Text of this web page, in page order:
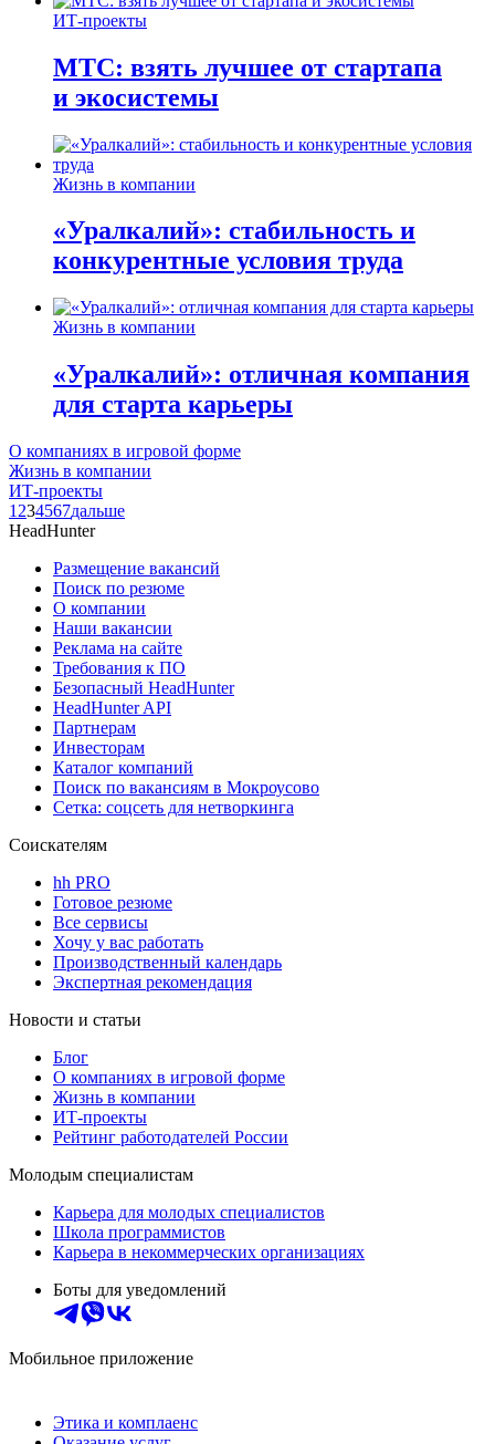
ИТ-проекты
МТС: взять лучшее от стартапа
и экосистемы
Жизнь в компании
«Уралкалий»: стабильность и
конкурентные условия труда
Жизнь в компании
«Уралкалий»: отличная компания
для старта карьеры
О компаниях в игровой форме
Жизнь в компании
ИТ-проекты
1 234567дальше
HeadHunter
Размещение вакансий
Поиск по резюме
О компании
Наши вакансии
Реклама на сайте
Требования к ПО
Безопасный HeadHunter
HeadHunter API
Партнерам
Инвесторам
Каталог компаний
Поиск по вакансиям в Мокроусово
Сетка: соцсеть для нетворкинга
Соискателям
hh PRO
Готовое резюме
Все сервисы
Хочу у вас работать
Производственный календарь
Экспертная рекомендация
Новости и статьи
Блог
О компаниях в игровой форме
Жизнь в компании
ИТ-проекты
Рейтинг работодателей России
Молодым специалистам
Карьера для молодых специалистов
Школа программистов
Карьера в некоммерческих организациях
Боты для уведомлений
Мобильное приложение
Этика и комплаенс